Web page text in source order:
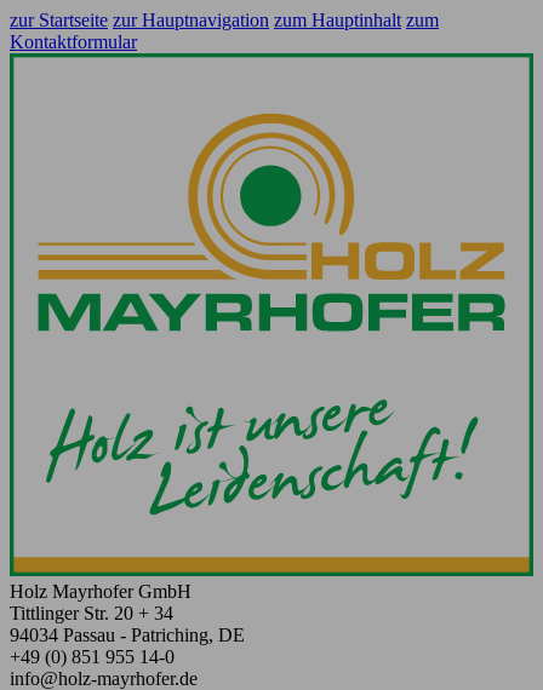
zur Startseite zur Hauptnavigation zum Hauptinhalt zum
Kontaktformular
Holz Mayrhofer GmbH
Tittlinger Str. 20 + 34
94034 Passau - Patriching, DE
+49 (0) 851 955 14-0
info@holz-mayrhofer.de